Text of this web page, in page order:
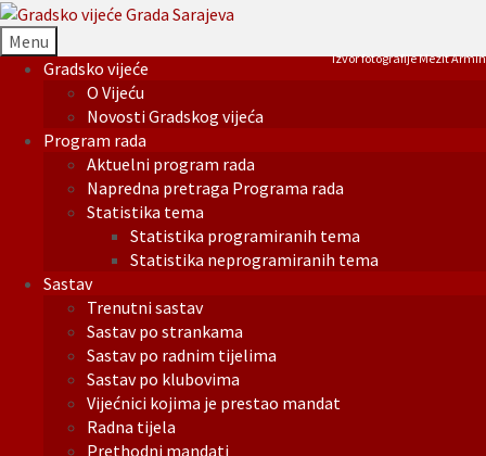
Menu
Gradsko vijeće
O Vijeću
Novosti Gradskog vijeća
Program rada
Aktuelni program rada
Napredna pretraga Programa rada
Statistika tema
Statistika programiranih tema
Statistika neprogramiranih tema
Sastav
Trenutni sastav
Sastav po strankama
Sastav po radnim tijelima
Sastav po klubovima
Vijećnici kojima je prestao mandat
Radna tijela
Prethodni mandati
Izvor fotografije Mezit Armin